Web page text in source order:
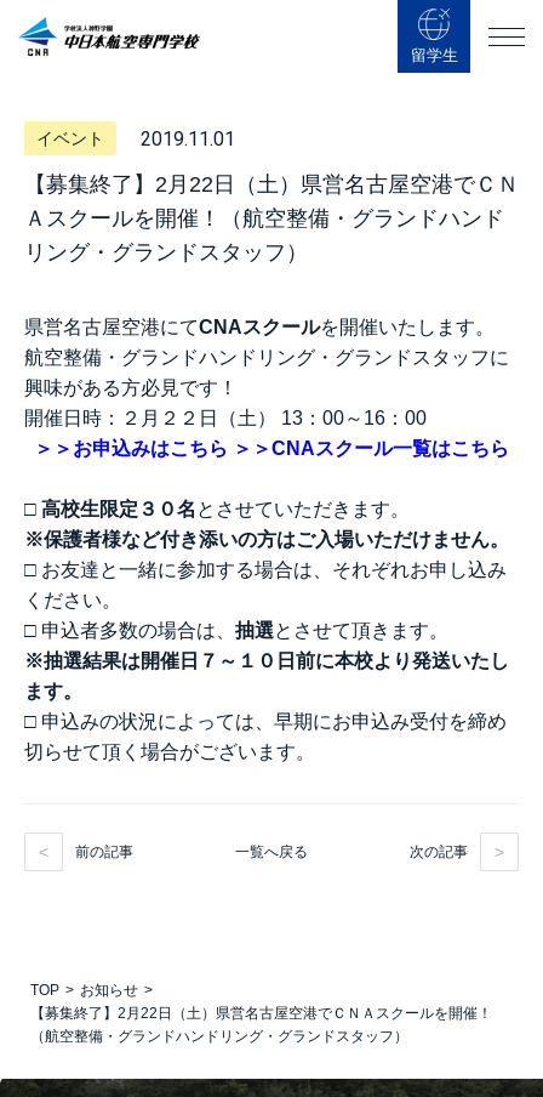
留学生
イベント 2019.11.01
【募集終了】2月22日（土）県営名古屋空港でＣＮ
Ａスクールを開催！（航空整備・グランドハンド
リング・グランドスタッフ）
県営名古屋空港にてCNAスクールを開催いたします。
航空整備・グランドハンドリング・グランドスタッフに
興味がある方必見です！
開催日時：２月２２日（土） 13：00～16：00
＞＞お申込みはこちら ＞＞CNAスクール一覧はこちら
□ 高校生限定３０名 とさせていただきます。
※保護者様など付き添いの方はご入場いただけません。
□ お友達と一緒に参加する場合は、それぞれお申し込み
ください。
□ 申込者多数の場合は、 抽選とさせて頂きます。
※抽選結果は開催日７～１０日前に本校より発送いたし
ます。
□ 申込みの状況によっては、早期にお申込み受付を締め
切らせて頂く場合がございます。
前の記事 一覧へ戻る 次の記事
TOP
お知らせ
【募集終了】2月22日（土）県営名古屋空港でＣＮＡスクールを開催！
（航空整備・グランドハンドリング・グランドスタッフ）